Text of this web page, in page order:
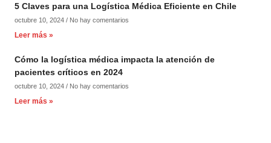
5 Claves para una Logística Médica Eficiente en Chile
octubre 10, 2024 No hay comentarios
Leer más »
Cómo la logística médica impacta la atención de
pacientes críticos en 2024
octubre 10, 2024 No hay comentarios
Leer más »